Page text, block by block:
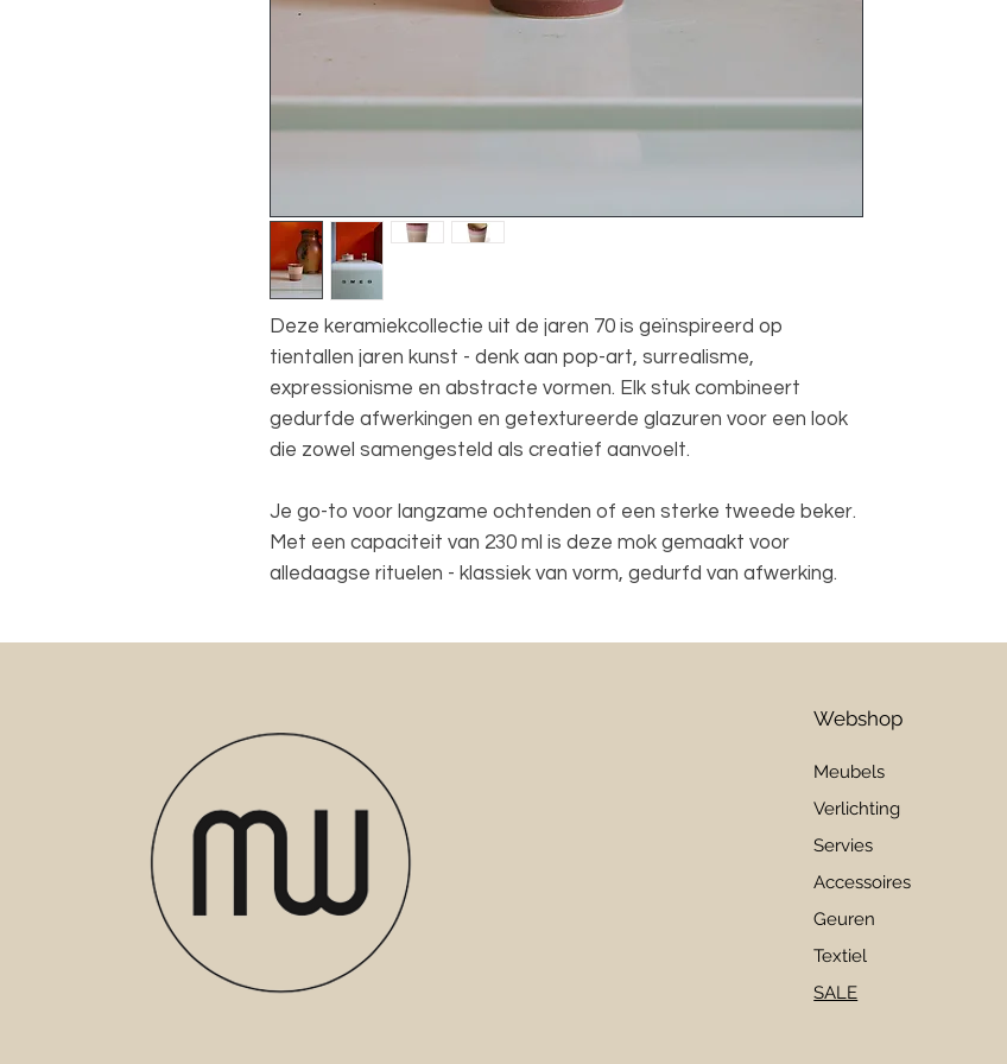
Deze keramiekcollectie uit de jaren 70 is geïnspireerd op
tientallen jaren kunst - denk aan pop-art, surrealisme,
expressionisme en abstracte vormen. Elk stuk combineert
gedurfde afwerkingen en getextureerde glazuren voor een look
die zowel samengesteld als creatief aanvoelt.
Je go-to voor langzame ochtenden of een sterke tweede beker.
Met een capaciteit van 230 ml is deze mok gemaakt voor
alledaagse rituelen - klassiek van vorm, gedurfd van afwerking.
Webshop
Meubels
Verlichting
Servies
Accessoires
Geuren
Textiel
SALE